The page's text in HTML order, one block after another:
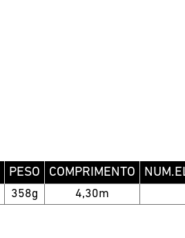
PESO COMPRIMENTO
358g 4,30m